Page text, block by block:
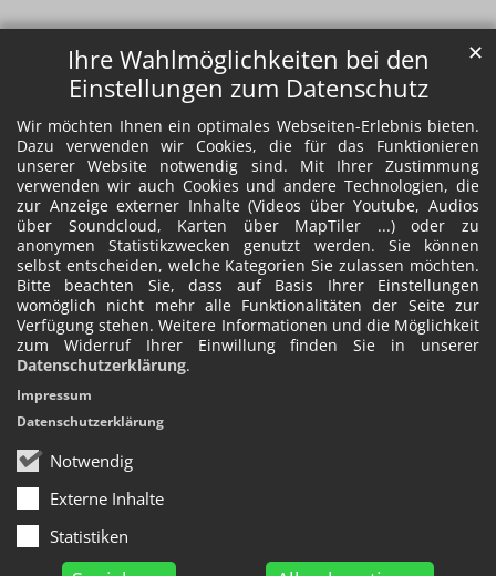
Ihre Wahlmöglichkeiten bei den
Einstellungen zum Datenschutz
Wir möchten Ihnen ein optimales Webseiten-Erlebnis bieten.
Dazu verwenden wir Cookies, die für das Funktionieren
unserer Website notwendig sind. Mit Ihrer Zustimmung
verwenden wir auch Cookies und andere Technologien, die
zur Anzeige externer Inhalte (Videos über Youtube, Audios
über Soundcloud, Karten über MapTiler ...) oder zu
anonymen Statistikzwecken genutzt werden. Sie können
selbst entscheiden, welche Kategorien Sie zulassen möchten.
Bitte beachten Sie, dass auf Basis Ihrer Einstellungen
womöglich nicht mehr alle Funktionalitäten der Seite zur
Verfügung stehen. Weitere Informationen und die Möglichkeit
zum Widerruf Ihrer Einwillung finden Sie in unserer
Datenschutzerklärung.
Notwendig
Externe Inhalte
Statistiken
✕
Impressum
Datenschutzerklärung